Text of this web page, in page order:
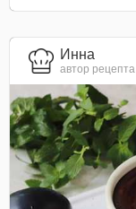
Инна
автор рецепта